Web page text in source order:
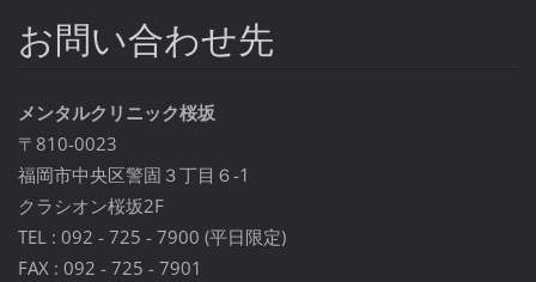
お問い合わせ先
メンタルクリニック桜坂
〒810-0023
福岡市中央区警固３丁目６-1
クラシオン桜坂2F
TEL : 092 - 725 - 7900 (平日限定)
FAX : 092 - 725 - 7901